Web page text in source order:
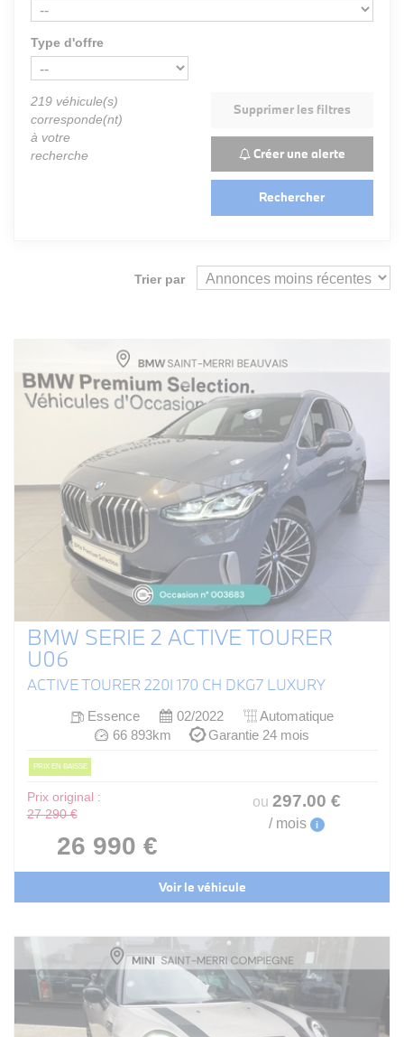
Type d'offre
219 véhicule(s)
corresponde(nt)
à votre
recherche
Supprimer les filtres
Créer une alerte
Rechercher
Trier par
BMW SERIE 2 ACTIVE TOURER
U06
ACTIVE TOURER 220I 170 CH DKG7 LUXURY
Essence 02/2022
Automatique
66 893km
Garantie 24 mois
PRIX EN BAISSE
Prix original :
27 290 €
26 990 €
ou 297.00 €
/ mois i
Voir le véhicule